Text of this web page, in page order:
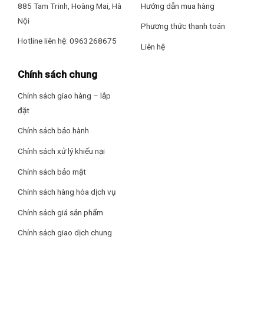
885 Tam Trinh, Hoàng Mai, Hà
Nội
Hotline liên hệ: 0963268675
Hướng dẫn mua hàng
Phương thức thanh toán
Liên hệ
Chính sách chung
Chính sách giao hàng – lắp
đặt
Chính sách bảo hành
Chính sách xử lý khiếu nại
Chính sách bảo mật
Chính sách hàng hóa dịch vụ
Chính sách giá sản phẩm
Chính sách giao dịch chung